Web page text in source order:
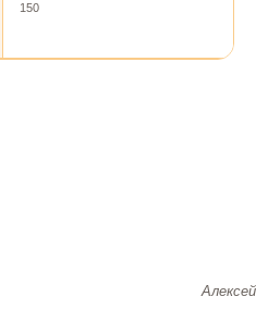
150
Алексей